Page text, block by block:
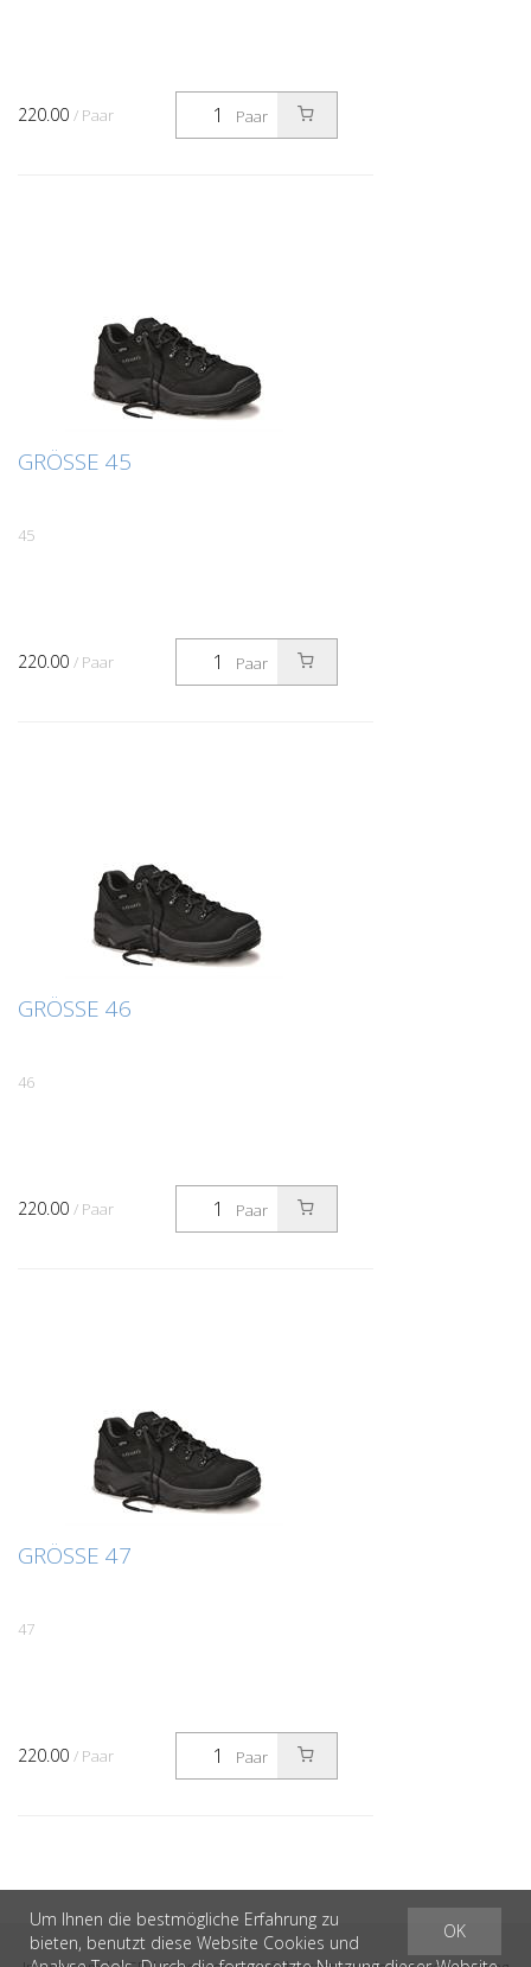
Paar
220.00 / Paar
GRÖSSE 45
45
Paar
220.00 / Paar
GRÖSSE 46
46
Paar
220.00 / Paar
GRÖSSE 47
47
Paar
220.00 / Paar
OK
Um Ihnen die bestmögliche Erfahrung zu
bieten, benutzt diese Website Cookies und